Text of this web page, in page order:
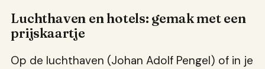
Luchthaven en hotels: gemak met een
prijskaartje
Op de luchthaven (Johan Adolf Pengel) of in je